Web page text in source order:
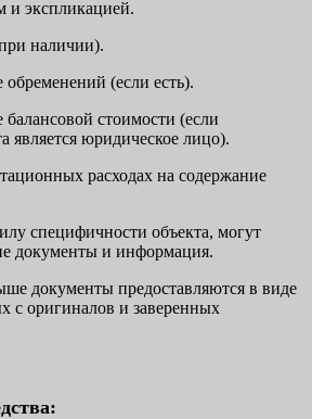
и экспликацией.
наличии).
(если есть).
стоимости (если
является юридическое лицо).
расходах на содержание
специфичности объекта, могут
документы и информация.
документы предоставляются в виде
с оригиналов и заверенных